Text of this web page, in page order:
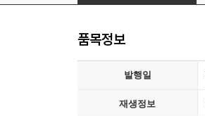
품목정보
발행일
재생정보